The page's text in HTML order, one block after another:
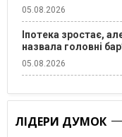
05.08.2026
Іпотека зростає,
назвала головні
05.08.2026
ЛІДЕРИ ДУМОК